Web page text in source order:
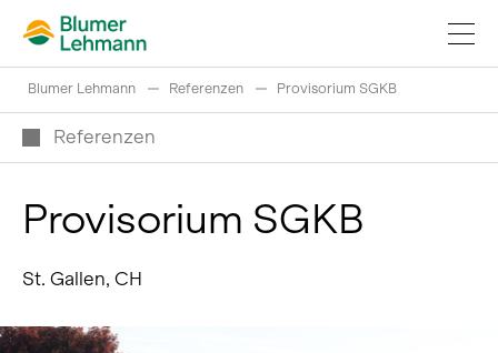
Bauprojekte realisieren
Produkte kaufen
Referenzen
Blumer Lehmann Referenzen Provisorium SGKB
Referenzen
Provisorium SGKB
St. Gallen, CH